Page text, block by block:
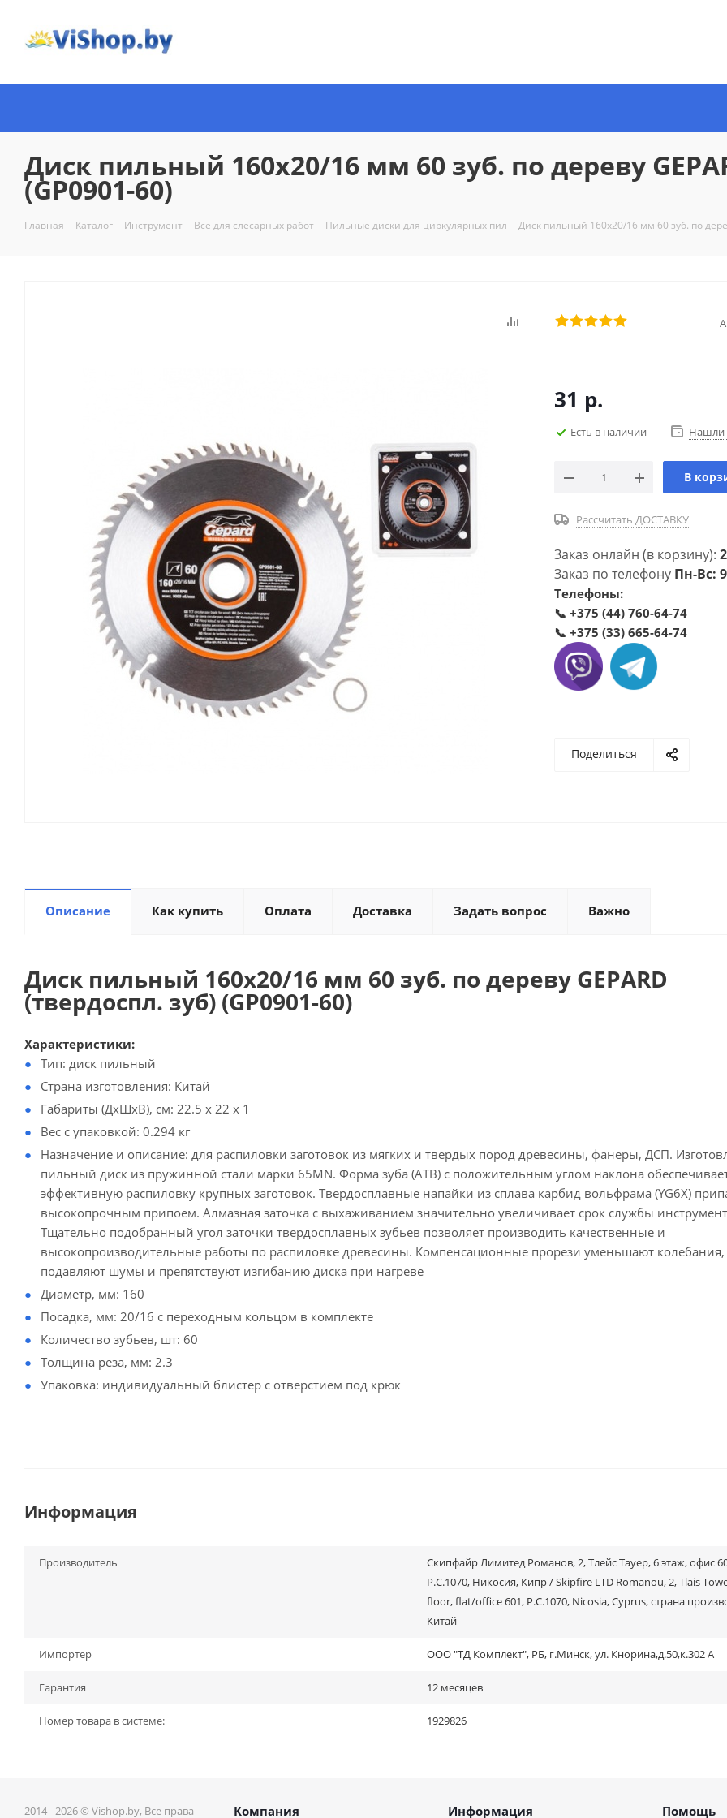
Диск пильный 160х20/16 мм 60 зуб. по дереву
(GP0901-60)
Главная - Каталог - Инструмент - Все для слесарных работ - Пильные диски для циркулярных пил - Диск пильный 160х20/16 мм 60 зуб. по
31 р.
Есть в наличии Нашли
В
Рассчитать ДОСТАВКУ
Заказ онлайн (в корзину):
Заказ по телефону Пн-Вс:
Телефоны:
📞 +375 (44) 760-64-74
📞 +375 (33) 665-64-74
Поделиться
Описание Как купить Оплата Доставка Задать вопрос Важно
Диск пильный 160х20/16 мм 60 зуб. по дереву GEPARD
(твердоспл. зуб) (GP0901-60)
Характеристики:
Тип: диск пильный
Страна изготовления: Китай
Габариты (ДхШхВ), см: 22.5 x 22 x 1
Вес с упаковкой: 0.294 кг
Назначение и описание: для распиловки заготовок из мягких и твердых пород древесины, фанеры, ДСП.
пильный диск из пружинной стали марки 65MN. Форма зуба (ATB) с положительным углом наклона
эффективную распиловку крупных заготовок. Твердосплавные напайки из сплава карбид вольфрама (YG6X)
высокопрочным припоем. Алмазная заточка с выхаживанием значительно увеличивает срок службы
Тщательно подобранный угол заточки твердосплавных зубьев позволяет производить качественные и
высокопроизводительные работы по распиловке древесины. Компенсационные прорези уменьшают колебания,
подавляют шумы и препятствуют изгибанию диска при нагреве
Диаметр, мм: 160
Посадка, мм: 20/16 с переходным кольцом в комплекте
Количество зубьев, шт: 60
Толщина реза, мм: 2.3
Упаковка: индивидуальный блистер с отверстием под крюк
Информация
Производитель
Скипфайр Лимитед Романов, 2, Тлейс Тауер, 6 этаж, офис
P.C.1070, Никосия, Кипр / Skipfire LTD Romanou, 2, Tlais
floor, flat/office 601, P.C.1070, Nicosia, Cyprus, страна
Китай
Импортер ООО "ТД Комплект", РБ, г.Минск, ул. Кнорина,д.50,к.302 А
Гарантия 12 месяцев
Номер товара в системе: 1929826
2014 - 2026 © Vishop.by, Все права Компания Информация Помощь